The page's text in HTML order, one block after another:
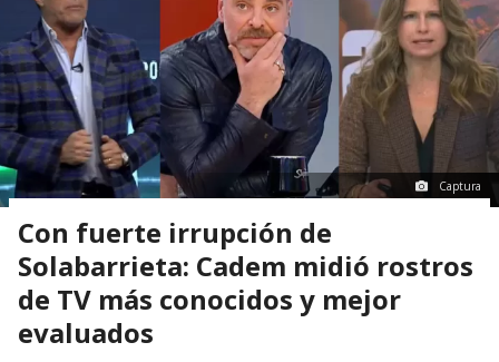
Captura
Con fuerte irrupción de
Solabarrieta: Cadem midió rostros
de TV más conocidos y mejor
evaluados